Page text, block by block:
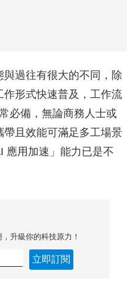
過往有很大的不同，除
形式快速普及，工作流
必備，無論商務人士或
且效能可滿足多工場景
應用加速」能力已是不
升級你的科技原力！
立即訂閱